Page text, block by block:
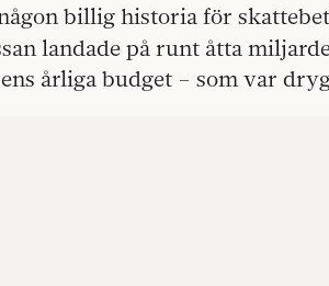
billig historia för
landade på runt åtta
årliga budget – som var